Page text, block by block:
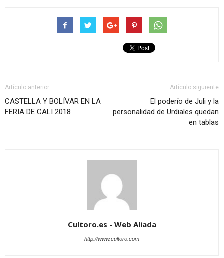
Artículo anterior
CASTELLA Y BOLÍVAR EN LA
FERIA DE CALI 2018
Artículo siguiente
El poderío de Juli y la
personalidad de Urdiales quedan
en tablas
Cultoro.es - Web Aliada
http://www.cultoro.com